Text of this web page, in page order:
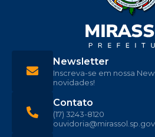
Contato
(17) 3243-8120
Newsletter
Inscreva-se em nossa
novidades!